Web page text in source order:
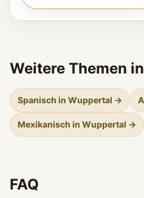
Weitere Themen
Spanisch in Wuppertal →
Mexikanisch in Wuppertal →
FAQ